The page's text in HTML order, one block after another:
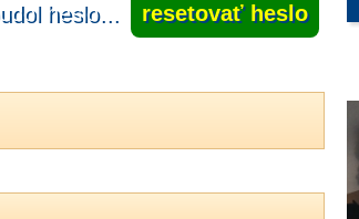
heslo... resetovať heslo